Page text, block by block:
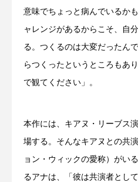
意味でちょっと病んでいるか
ャレンジがあるからこそ、自
る。つくるのは大変だったん
らつくったというところもあ
で観てください」。
本作には、キアヌ・リーブス
場する。そんなキアヌとの共
ョン・ウィックの愛称）がい
るアナは、「彼は共演者とし